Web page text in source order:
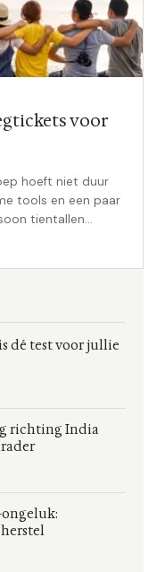
voor
hoeft niet duur
tools en een paar
tientallen
dé test voor jullie
richting India
ongeluk: